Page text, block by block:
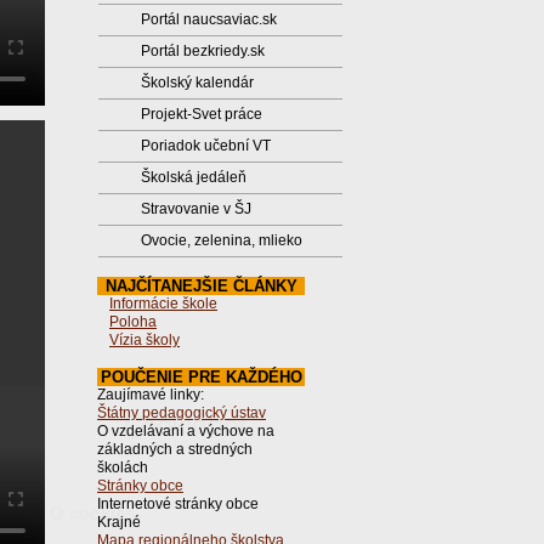
O cookies
Portál naucsaviac.sk
Portál bezkriedy.sk
Školský kalendár
Projekt-Svet práce
Poriadok učební VT
Školská jedáleň
Stravovanie v ŠJ
Ovocie, zelenina, mlieko
NAJČÍTANEJŠIE ČLÁNKY
Informácie škole
Poloha
Vízia školy
POUČENIE PRE KAŽDÉHO
Zaujímavé linky:
Štátny pedagogický ústav
O vzdelávaní a výchove na
základných a stredných
školách
Stránky obce
Internetové stránky obce
Krajné
Mapa regionálneho školstva